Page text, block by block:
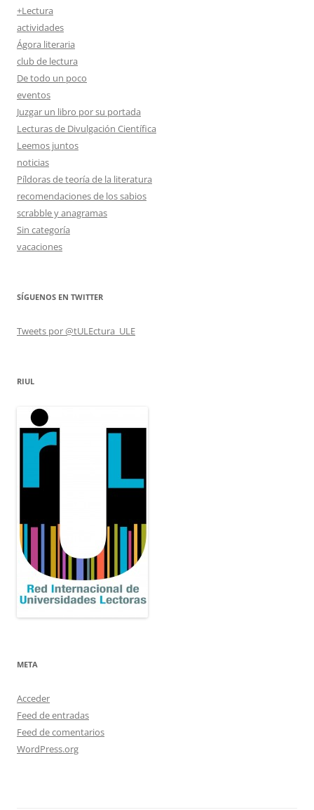
+Lectura
actividades
Ágora literaria
club de lectura
De todo un poco
eventos
Juzgar un libro por su portada
Lecturas de Divulgación Científica
Leemos juntos
noticias
Píldoras de teoría de la literatura
recomendaciones de los sabios
scrabble y anagramas
Sin categoría
vacaciones
SÍGUENOS EN TWITTER
Tweets por @tULEctura_ULE
RIUL
META
Acceder
Feed de entradas
Feed de comentarios
WordPress.org